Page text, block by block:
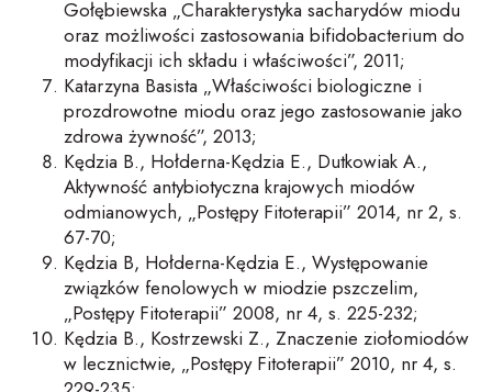
Gołębiewska „Charakterystyka sacharydów miodu
oraz możliwości zastosowania bifidobacterium do
modyfikacji ich składu i właściwości”, 2011;
Katarzyna Basista „Właściwości biologiczne i
prozdrowotne miodu oraz jego zastosowanie jako
zdrowa żywność”, 2013;
Kędzia B., Hołderna-Kędzia E., Dutkowiak A.,
Aktywność antybiotyczna krajowych miodów
odmianowych, „Postępy Fitoterapii” 2014, nr 2, s.
67-70;
Kędzia B, Hołderna-Kędzia E., Występowanie
związków fenolowych w miodzie pszczelim,
„Postępy Fitoterapii” 2008, nr 4, s. 225-232;
Kędzia B., Kostrzewski Z., Znaczenie ziołomiodów
w lecznictwie, „Postępy Fitoterapii” 2010, nr 4, s.